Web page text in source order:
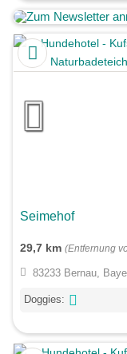
Seimehof
29,7 km (Entfernung
83233 Bernau,
Doggies: